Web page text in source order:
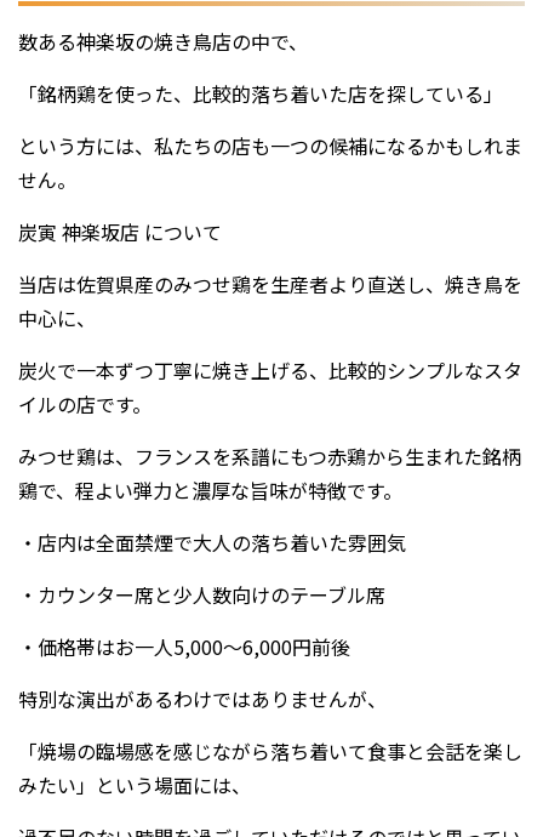
数ある神楽坂の焼き鳥店の中で、
「銘柄鶏を使った、比較的落ち着いた店を探している」
という方には、私たちの店も一つの候補になるかもしれま
せん。
炭寅 神楽坂店 について
当店は佐賀県産のみつせ鶏を生産者より直送し、焼き鳥を
中心に、
炭火で一本ずつ丁寧に焼き上げる、比較的シンプルなスタ
イルの店です。
みつせ鶏は、フランスを系譜にもつ赤鶏から生まれた銘柄
鶏で、程よい弾力と濃厚な旨味が特徴です。
・店内は全面禁煙で大人の落ち着いた雰囲気
・カウンター席と少人数向けのテーブル席
・価格帯はお一人5,000～6,000円前後
特別な演出があるわけではありませんが、
「焼場の臨場感を感じながら落ち着いて食事と会話を楽し
みたい」という場面には、